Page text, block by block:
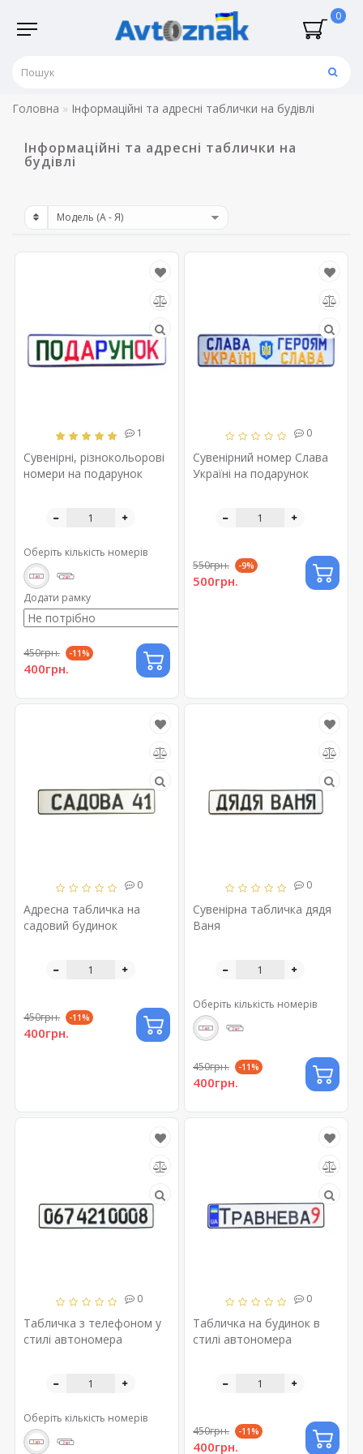
0
Головна Інформаційні та адресні таблички на будівлі
Інформаційні та адресні таблички на
будівлі
1
Сувенірні, різнокольорові
номери на подарунок
Оберіть кількість номерів
Додати рамку
450грн. -11%
400грн.
0
Сувенірний номер Слава
Україні на подарунок
550грн. -9%
500грн.
0
Адресна табличка на
садовий будинок
450грн. -11%
400грн.
0
Сувенірна табличка дядя
Ваня
Оберіть кількість номерів
450грн. -11%
400грн.
0
Табличка з телефоном у
стилі автономера
Оберіть кількість номерів
0
Табличка на будинок в
стилі автономера
450грн. -11%
400грн.